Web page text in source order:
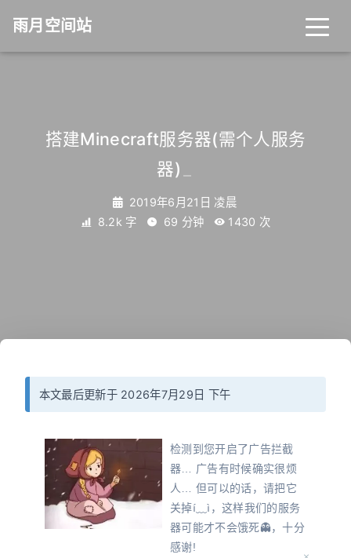
雨月空间站
搭建Minecraft服务器(需个人服务
器)
2019年6月21日 凌晨
8.2k 字
69 分钟 1430 次
本文最后更新于 2026年7月29日 下午
检测到您开启了广告拦截
器… 广告有时候确实很烦
人… 但可以的话，请把它
关掉í﹏ì，这样我们的服务
器可能才不会饿死👻，十分
感谢!